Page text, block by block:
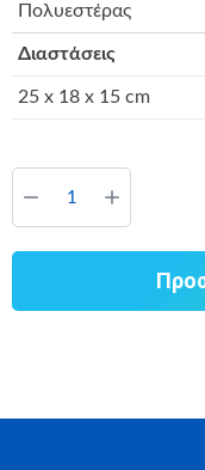
Πολυεστέρας
Διαστάσεις
25 x 18 x 15 cm